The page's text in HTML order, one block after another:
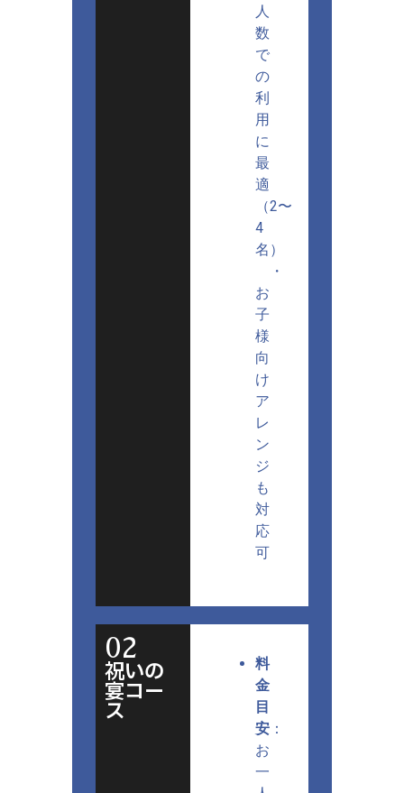
人
数
で
の
利
用
に
最
適
（2〜
4
名）
・
お
子
様
向
け
ア
レ
ン
ジ
も
対
応
可
02
祝いの
宴コー
ス
料
金
目
安：
お
一